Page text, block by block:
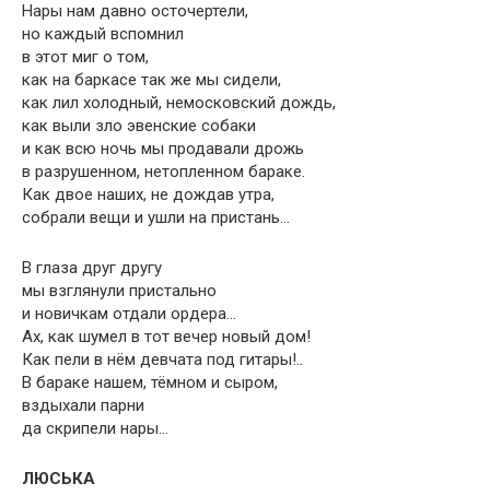
Нары нам давно осточертели,
но каждый вспомнил
в этот миг о том,
как на баркасе так же мы сидели,
как лил холодный, немосковский дождь,
как выли зло эвенские собаки
и как всю ночь мы продавали дрожь
в разрушенном, нетопленном бараке.
Как двое наших, не дождав утра,
собрали вещи и ушли на пристань…
В глаза друг другу
мы взглянули пристально
и новичкам отдали ордера…
Ах, как шумел в тот вечер новый дом!
Как пели в нём девчата под гитары!..
В бараке нашем, тёмном и сыром,
вздыхали парни
да скрипели нары…
ЛЮСЬКА